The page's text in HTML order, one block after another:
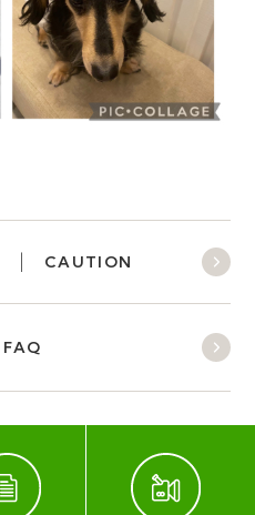
CAUTION
FAQ